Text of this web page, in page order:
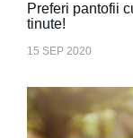
Preferi pantofii
tinute!
15 SEP 2020